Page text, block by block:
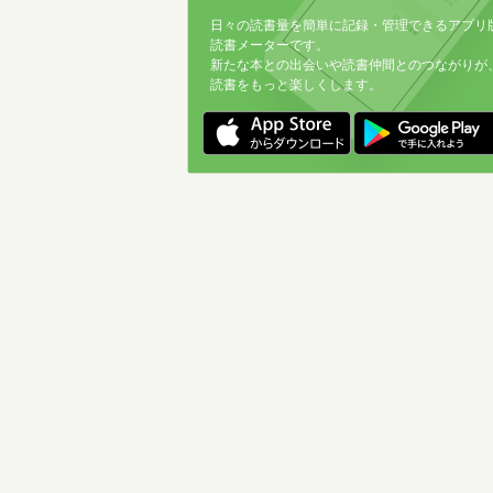
日々の読書量を簡単に記録・管理できるアプリ
読書メーターです。
新たな本との出会いや読書仲間とのつながりが
読書をもっと楽しくします。